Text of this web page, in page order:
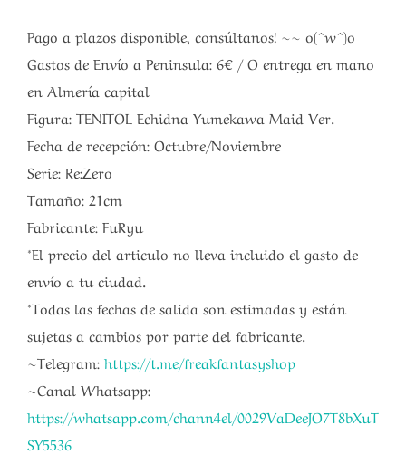
Pago a plazos disponible, consúltanos! ~~ o(^w^)o
Gastos de Envío a Peninsula: 6€ / O entrega en mano
en Almería capital
Figura: TENITOL Echidna Yumekawa Maid Ver.
Fecha de recepción: Octubre/Noviembre
Serie: Re:Zero
Tamaño: 21cm
Fabricante: FuRyu
*El precio del articulo no lleva incluido el gasto de
envío a tu ciudad.
*Todas las fechas de salida son estimadas y están
sujetas a cambios por parte del fabricante.
~Telegram: https://t.me/freakfantasyshop
~Canal Whatsapp:
https://whatsapp.com/chann4el/0029VaDeeJO7T8bXuT
SY5536